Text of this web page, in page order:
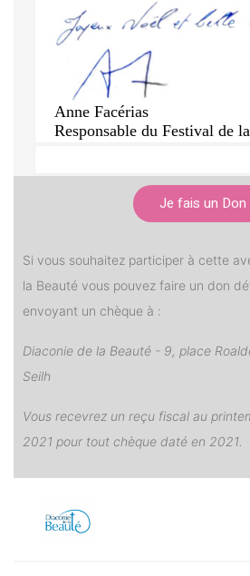
Anne Facérias
Responsable du Festival de
Je fais un Don
Si vous souhaitez participer à cette
la Beauté vous pouvez faire un don
envoyant un chèque à :
Diaconie de la Beauté - 9, place
Seilh
Vous recevrez un reçu fiscal au
2021 pour tout chèque daté en 2021.